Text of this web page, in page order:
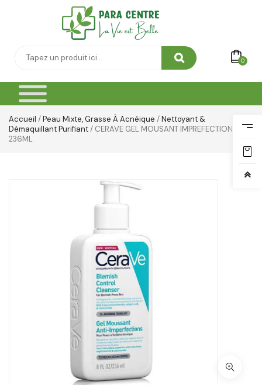
0
Accueil /Peau Mixte, Grasse À Acnéique /Nettoyant &
Démaquillant Purifiant/ CERAVE GEL MOUSANT IMPREFECTION
236ML